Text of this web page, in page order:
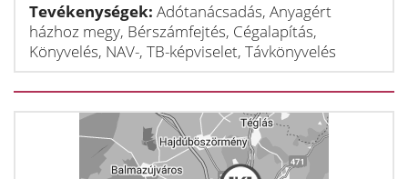
Tevékenységek: Adótanácsadás, Anyagért
házhoz megy, Bérszámfejtés, Cégalapítás,
Könyvelés, NAV-, TB-képviselet, Távkönyvelés